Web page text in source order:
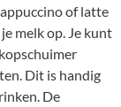
of latte
melk op. Je kunt
Dit is handig
De